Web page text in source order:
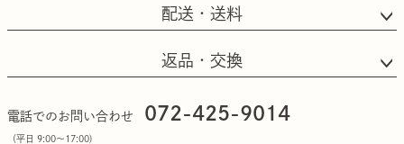
配送・送料
返品・交換
電話でのお問い合わせ 072-425-9014
（平日 9:00〜17:00)